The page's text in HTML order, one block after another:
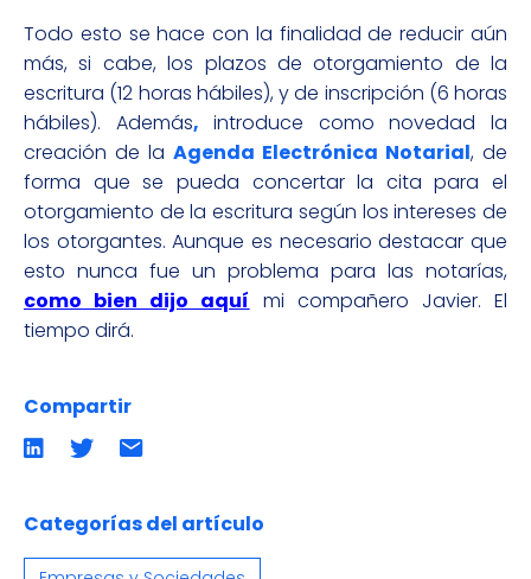
Todo esto se hace con la finalidad de reducir aún
más, si cabe, los plazos de otorgamiento de la
escritura (12 horas hábiles), y de inscripción (6 horas
hábiles). Además, introduce como novedad la
creación de la Agenda Electrónica Notarial, de
forma que se pueda concertar la cita para el
otorgamiento de la escritura según los intereses de
los otorgantes. Aunque es necesario destacar que
esto nunca fue un problema para las notarías,
como bien dijo aquí mi compañero Javier. El
tiempo dirá.
Compartir
Compartir
en
Compartir
en
Compartir
por
email
Categorías del artículo